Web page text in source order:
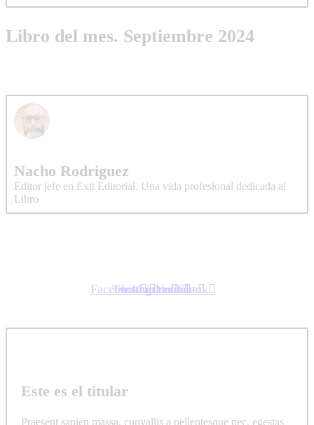
Libro del mes. Septiembre 2024
Nacho Rodriguez
Editor jefe en Exit Editorial. Una vida profesional dedicada al
Libro
Facebook
Twitter
Instagram
Linkedin
Youtube
Tiktok
Este es el titular
Praesent sapien massa, convallis a pellentesque nec, egestas